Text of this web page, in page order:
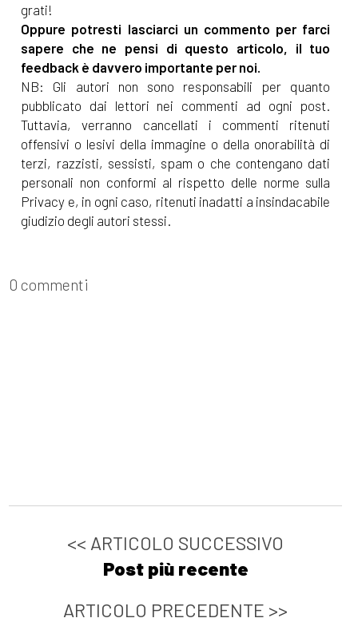
grati!
Oppure potresti lasciarci un commento per farci
sapere che ne pensi di questo articolo, il tuo
feedback è davvero importante per noi.
NB: Gli autori non sono responsabili per quanto
pubblicato dai lettori nei commenti ad ogni post.
Tuttavia, verranno cancellati i commenti ritenuti
offensivi o lesivi della immagine o della onorabilità di
terzi, razzisti, sessisti, spam o che contengano dati
personali non conformi al rispetto delle norme sulla
Privacy e, in ogni caso, ritenuti inadatti a insindacabile
giudizio degli autori stessi.
0 commenti
<< ARTICOLO SUCCESSIVO
Post più recente
ARTICOLO PRECEDENTE >>